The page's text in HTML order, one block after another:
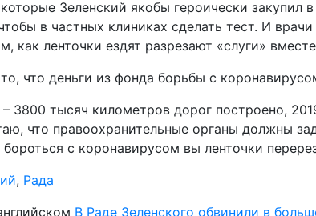
Зеленский якобы героически
в частных клиниках сделать тест. И
как ленточки ездят разрезают «слуги»
что деньги из фонда борьбы с
3800 тысяч километров дорог построено,
что правоохранительные органы должны
с коронавирусом вы ленточки
, Рада
В Раде Зеленского обвинили в